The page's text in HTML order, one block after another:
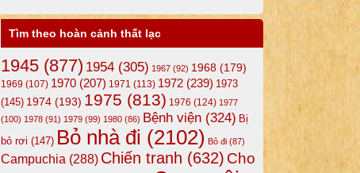
Tìm theo hoàn cảnh thất lạc
1945 (877) 1954 (305) 1967 (92) 1968 (179)
1969 (107) 1970 (207) 1971 (113) 1972 (239) 1973
(145) 1974 (193) 1975 (813) 1976 (124) 1977
(100) 1978 (91) 1979 (99) 1980 (86) Bệnh viện (324) Bị
bỏ rơi (147) Bỏ nhà đi (2102) Bỏ đi (87)
Campuchia (288) Chiến tranh (632) Cho